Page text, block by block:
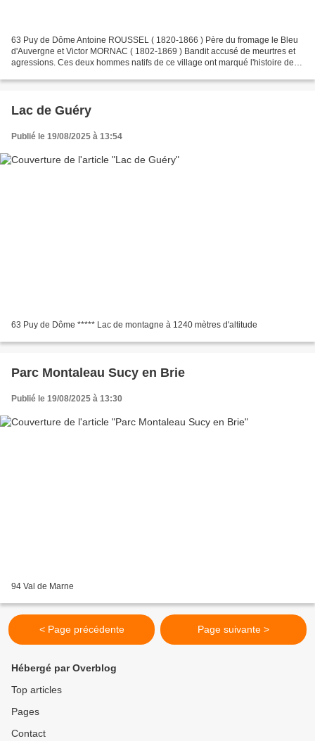
63 Puy de Dôme Antoine ROUSSEL ( 1820-1866 ) Père du fromage le Bleu
d'Auvergne et Victor MORNAC ( 1802-1869 ) Bandit accusé de meurtres et
agressions. Ces deux hommes natifs de ce village ont marqué l'histoire de
Lac de Guéry
Publié le 19/08/2025 à 13:54
63 Puy de Dôme ***** Lac de montagne à 1240 mètres d'altitude
Parc Montaleau Sucy en Brie
Publié le 19/08/2025 à 13:30
94 Val de Marne
< Page précédente Page suivante >
Hébergé par Overblog
Top articles
Pages
Contact